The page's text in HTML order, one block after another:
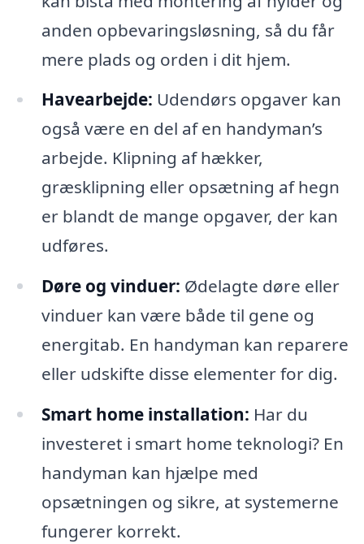
anden opbevaringsløsning, så du får
mere plads og orden i dit hjem.
Havearbejde: Udendørs opgaver kan
også være en del af en handyman’s
arbejde. Klipning af hækker,
græsklipning eller opsætning af hegn
er blandt de mange opgaver, der kan
udføres.
Døre og vinduer: Ødelagte døre eller
vinduer kan være både til gene og
energitab. En handyman kan reparere
eller udskifte disse elementer for dig.
Smart home installation: Har du
investeret i smart home teknologi? En
handyman kan hjælpe med
opsætningen og sikre, at systemerne
fungerer korrekt.